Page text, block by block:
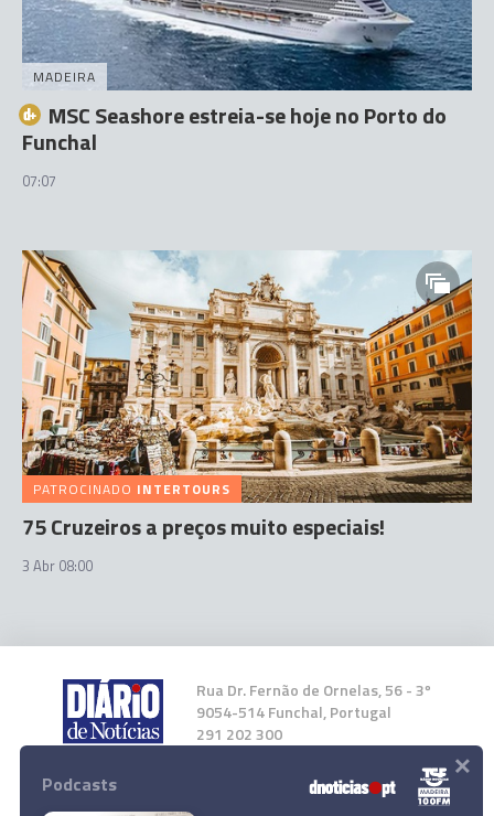
MADEIRA
MSC Seashore estreia-se hoje no Porto do
Funchal
07:07
PATROCINADO INTERTOURS
75 Cruzeiros a preços muito especiais!
3 Abr 08:00
Rua Dr. Fernão de Ornelas, 56 - 3º
9054-514 Funchal, Portugal
291 202 300
Instale a nossa App
Podcasts ×